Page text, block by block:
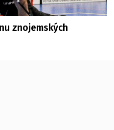
znojemských